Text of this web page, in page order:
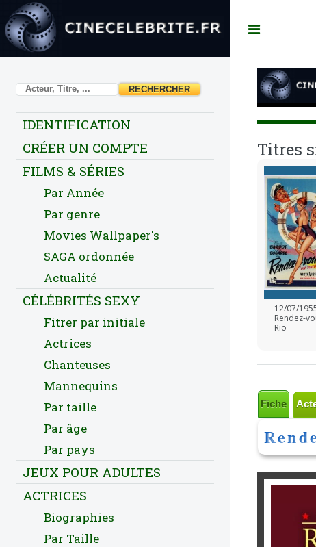
Titres
12/07/
Rendez-
Rio
Fiche
IDENTIFICATION
CRÉER UN COMPTE
FILMS & SÉRIES
Par Année
Par genre
Movies Wallpaper's
SAGA ordonnée
Actualité
CÉLÉBRITÉS SEXY
Fitrer par initiale
Actrices
Chanteuses
Mannequins
Par taille
Par âge
Par pays
JEUX POUR ADULTES
ACTRICES
Biographies
Par Taille